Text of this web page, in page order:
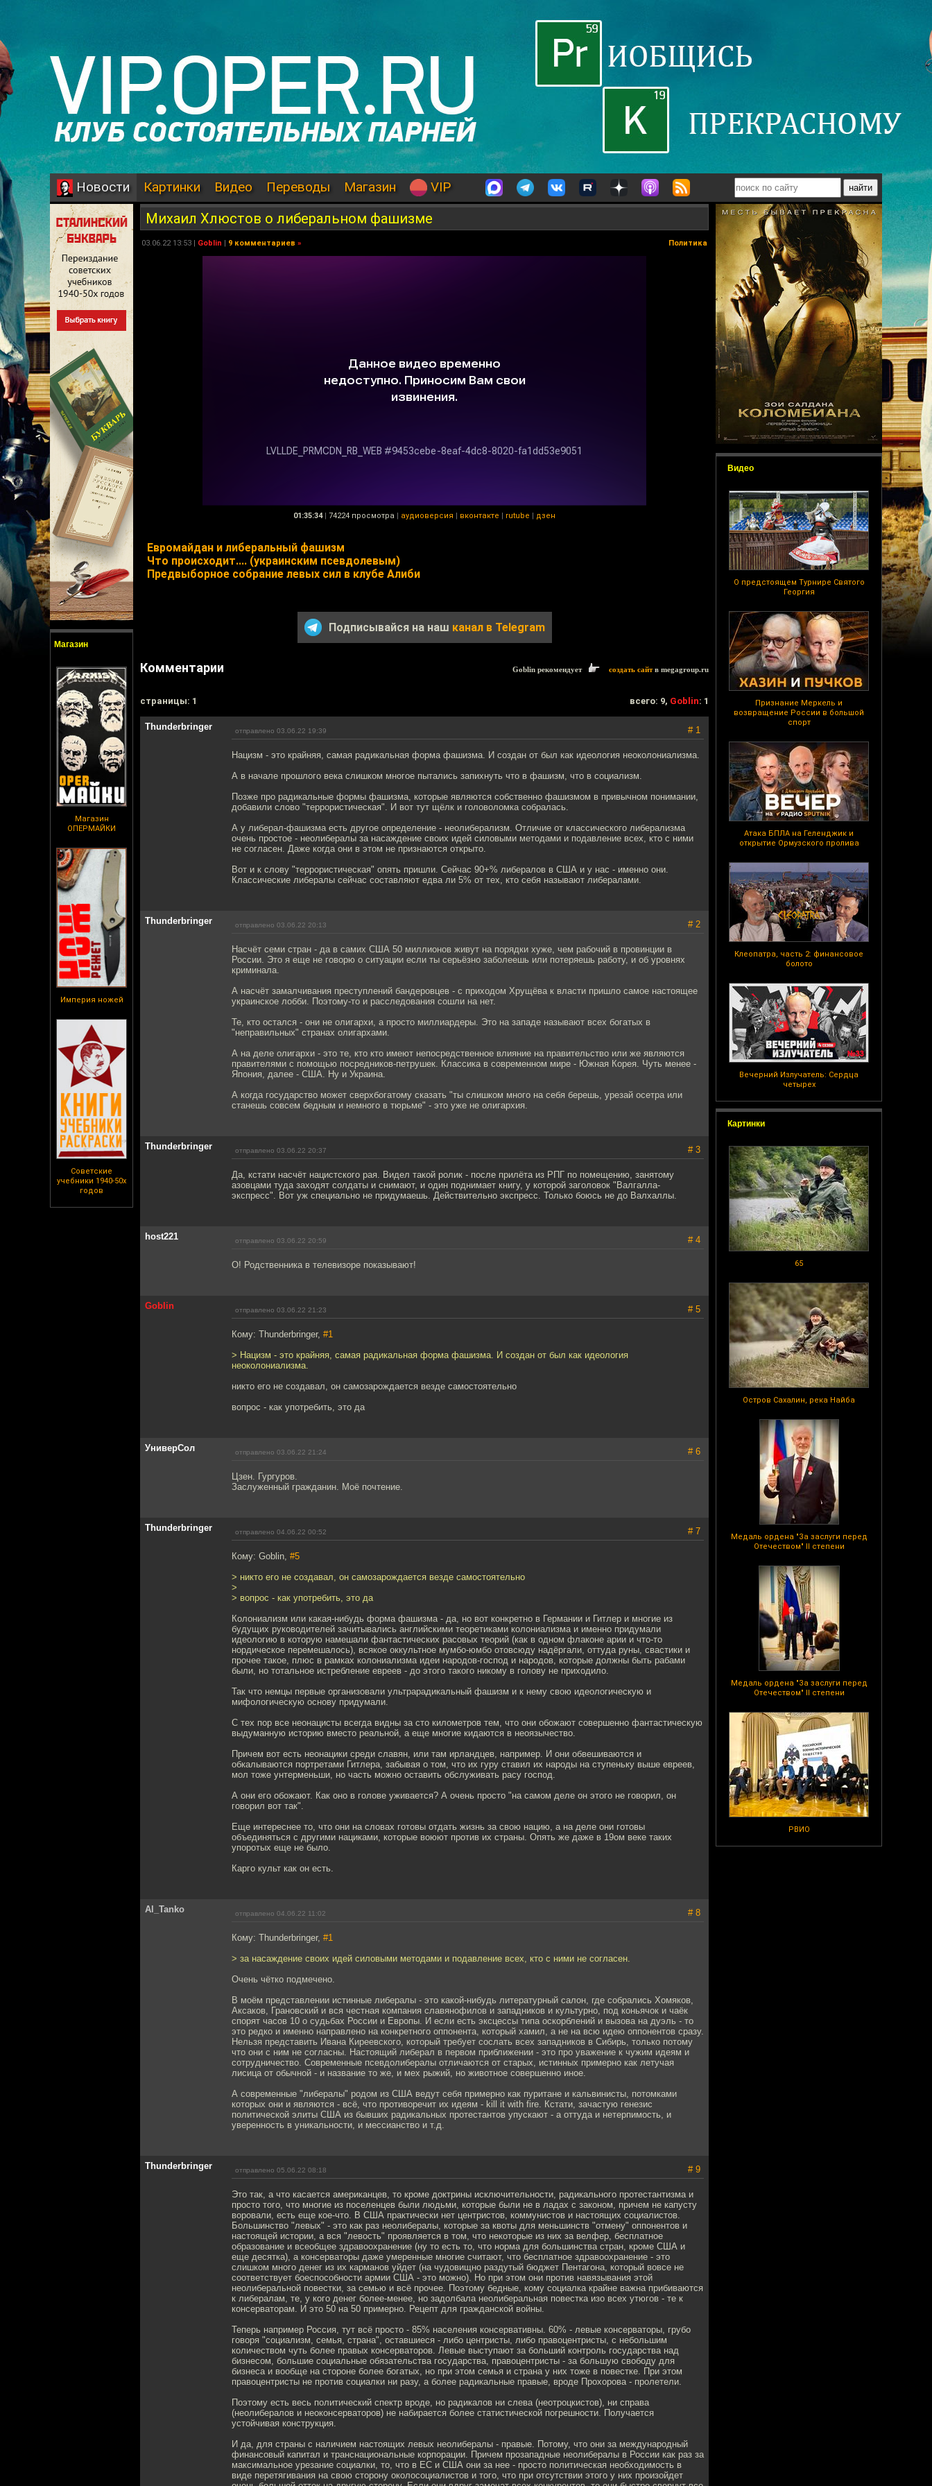
Новости Картинки Видео Переводы Магазин VIP
Магазин
Магазин
ОПЕРМАЙКИ
Империя ножей
Советские
учебники 1940-50х
годов
Видео
О предстоящем Турнире Святого
Георгия
Признание Меркель и
возвращение России в большой
спорт
Атака БПЛА на Геленджик и
открытие Ормузского пролива
Клеопатра, часть 2: финансовое
болото
Вечерний Излучатель: Сердца
четырех
Картинки
65
Остров Сахалин, река Найба
Медаль ордена "За заслуги перед
Отечеством" II степени
Медаль ордена "За заслуги перед
Отечеством" II степени
РВИО
Михаил Хлюстов о либеральном фашизме
03.06.22 13:53 | Goblin | 9 комментариев » Политика
01:35:34 | 74224 просмотра | аудиоверсия | вконтакте | rutube | дзен
Евромайдан и либеральный фашизм
Что происходит.... (украинским псевдолевым)
Предвыборное собрание левых сил в клубе Алиби
Подписывайся на наш канал в Telegram
Комментарии Goblin рекомендует создать сайтв megagroup.ru
cтраницы: 1 всего: 9, Goblin: 1
Thunderbringer отправлено 03.06.22 19:39 # 1
Нацизм - это крайняя, самая радикальная форма фашизма. И создан от был как идеология неоколониализма.
А в начале прошлого века слишком многое пытались запихнуть что в фашизм, что в социализм.
Позже про радикальные формы фашизма, которые являются собственно фашизмом в привычном понимании,
добавили слово "террористическая". И вот тут щёлк и головоломка собралась.
А у либерал-фашизма есть другое определение - неолиберализм. Отличие от классического либерализма
очень простое - неолибералы за насаждение своих идей силовыми методами и подавление всех, кто с ними
не согласен. Даже когда они в этом не признаются открыто.
Вот и к слову "террористическая" опять пришли. Сейчас 90+% либералов в США и у нас - именно они.
Классические либералы сейчас составляют едва ли 5% от тех, кто себя называют либералами.
Thunderbringer отправлено 03.06.22 20:13 # 2
Насчёт семи стран - да в самих США 50 миллионов живут на порядки хуже, чем рабочий в провинции в
России. Это я еще не говорю о ситуации если ты серьёзно заболеешь или потеряешь работу, и об уровнях
криминала.
А насчёт замалчивания преступлений бандеровцев - с приходом Хрущёва к власти пришло самое настоящее
украинское лобби. Поэтому-то и расследования сошли на нет.
Те, кто остался - они не олигархи, а просто миллиардеры. Это на западе называют всех богатых в
"неправильных" странах олигархами.
А на деле олигархи - это те, кто кто имеют непосредственное влияние на правительство или же являются
правителями с помощью посредников-петрушек. Классика в современном мире - Южная Корея. Чуть менее -
Япония, далее - США. Ну и Украина.
А когда государство может сверхбогатому сказать "ты слишком много на себя берешь, урезай осетра или
станешь совсем бедным и немного в тюрьме" - это уже не олигархия.
Thunderbringer отправлено 03.06.22 20:37 # 3
Да, кстати насчёт нацистского рая. Видел такой ролик - после прилёта из РПГ по помещению, занятому
азовцами туда заходят солдаты и снимают, и один поднимает книгу, у которой заголовок "Валгалла-
экспресс". Вот уж специально не придумаешь. Действительно экспресс. Только боюсь не до Валхаллы.
host221 отправлено 03.06.22 20:59 # 4
О! Родственника в телевизоре показывают!
Goblin отправлено 03.06.22 21:23 # 5
Кому: Thunderbringer, #1
> Нацизм - это крайняя, самая радикальная форма фашизма. И создан от был как идеология
неоколониализма.
никто его не создавал, он самозарождается везде самостоятельно
вопрос - как употребить, это да
УниверСол отправлено 03.06.22 21:24 # 6
Цзен. Гургуров.
Заслуженный гражданин. Моё почтение.
Thunderbringer отправлено 04.06.22 00:52 # 7
Кому: Goblin, #5
> никто его не создавал, он самозарождается везде самостоятельно
>
> вопрос - как употребить, это да
Колониализм или какая-нибудь форма фашизма - да, но вот конкретно в Германии и Гитлер и многие из
будущих руководителей зачитывались английскими теоретиками колониализма и именно придумали
идеологию в которую намешали фантастических расовых теорий (как в одном флаконе арии и что-то
нордическое перемешалось), всякое оккультное мумбо-юмбо отовсюду надёргали, оттуда руны, свастики и
прочее такое, плюс в рамках колониализма идеи народов-господ и народов, которые должны быть рабами
были, но тотальное истребление евреев - до этого такого никому в голову не приходило.
Так что немцы первые организовали ультрарадикальный фашизм и к нему свою идеологическую и
мифологическую основу придумали.
С тех пор все неонацисты всегда видны за сто километров тем, что они обожают совершенно фантастическую
выдуманную историю вместо реальной, а еще многие кидаются в неоязычество.
Причем вот есть неонацики среди славян, или там ирландцев, например. И они обвешиваются и
обкалываются портретами Гитлера, забывая о том, что их гуру ставил их народы на ступеньку выше евреев,
мол тоже унтерменьши, но часть можно оставить обслуживать расу господ.
А они его обожают. Как оно в голове уживается? А очень просто "на самом деле он этого не говорил, он
говорил вот так".
Еще интереснее то, что они на словах готовы отдать жизнь за свою нацию, а на деле они готовы
объединяться с другими нациками, которые воюют против их страны. Опять же даже в 19ом веке таких
упоротых еще не было.
Карго культ как он есть.
Al_Tanko отправлено 04.06.22 11:02 # 8
Кому: Thunderbringer, #1
> за насаждение своих идей силовыми методами и подавление всех, кто с ними не согласен.
Очень чётко подмечено.
В моём представлении истинные либералы - это какой-нибудь литературный салон, где собрались Хомяков,
Аксаков, Грановский и вся честная компания славянофилов и западников и культурно, под коньячок и чаёк
спорят часов 10 о судьбах России и Европы. И если есть эксцессы типа оскорблений и вызова на дуэль - то
это редко и именно направлено на конкретного оппонента, который хамил, а не на всю идею оппонентов сразу.
Нельзя представить Ивана Киреевского, который требует сослать всех западников в Сибирь, только потому
что они с ним не согласны. Настоящий либерал в первом приближении - это про уважение к чужим идеям и
сотрудничество. Современные псевдолибералы отличаются от старых, истинных примерно как летучая
лисица от обычной - и название то же, и мех рыжий, но животное совершенно иное.
А современные "либералы" родом из США ведут себя примерно как пуритане и кальвинисты, потомками
которых они и являются - всё, что противоречит их идеям - kill it with fire. Кстати, зачастую генезис
политической элиты США из бывших радикальных протестантов упускают - а оттуда и нетерпимость, и
уверенность в уникальности, и мессианство и т.д.
Thunderbringer отправлено 05.06.22 08:18 # 9
Это так, а что касается американцев, то кроме доктрины исключительности, радикального протестантизма и
просто того, что многие из поселенцев были людьми, которые были не в ладах с законом, причем не капусту
воровали, есть еще кое-что. В США практически нет центристов, коммунистов и настоящих социалистов.
Большинство "левых" - это как раз неолибералы, которые за квоты для меньшинств "отмену" оппонентов и
настоящей истории, а вся "левость" проявляется в том, что некоторые из них за велфер, бесплатное
образование и всеобщее здравоохранение (ну то есть то, что норма для большинства стран, кроме США и
еще десятка), а консерваторы даже умеренные многие считают, что бесплатное здравоохранение - это
слишком много денег из их карманов уйдет (на чудовищно раздутый бюджет Пентагона, который вовсе не
соответствует боеспособности армии США - это можно). Но при этом они против навязывания этой
неолиберальной повестки, за семью и всё прочее. Поэтому бедные, кому социалка крайне важна прибиваются
к либералам, те, у кого денег более-менее, но задолбала неолиберальная повестка изо всех утюгов - те к
консерваторам. И это 50 на 50 примерно. Рецепт для гражданской войны.
Теперь например Россия, тут всё просто - 85% населения консервативны. 60% - левые консерваторы, грубо
говоря "социализм, семья, страна", оставшиеся - либо центристы, либо правоцентристы, с небольшим
количеством чуть более правых консерваторов. Левые выступают за больший контроль государства над
бизнесом, большие социальные обязательства государства, правоцентристы - за большую свободу для
бизнеса и вообще на стороне более богатых, но при этом семья и страна у них тоже в повестке. При этом
правоцентристы не против социалки ни разу, а более радикальные правые, вроде Прохорова - пролетели.
Поэтому есть весь политический спектр вроде, но радикалов ни слева (неотроцкистов), ни справа
(неолибералов и неоконсерваторов) не набирается более статистической погрешности. Получается
устойчивая конструкция.
И да, для страны с наличием настоящих левых неолибералы - правые. Потому, что они за международный
финансовый капитал и транснациональные корпорации. Причем прозападные неолибералы в России как раз за
максимальное урезание социалки, то, что в ЕС и США они за нее - просто политическая необходимость в
виде перетягивания на свою сторону околосоциалистов и того, что при отсутствии этого у них произойдет